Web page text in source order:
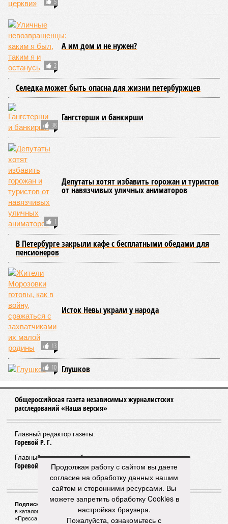
2
А им дом и не нужен?
Селедка может быть опасна для жизни петербуржцев
38
Гангстерши и банкирши
1
Депутаты хотят избавить горожан и туристов
от навязчивых уличных аниматоров
В Петербурге закрыли кафе с бесплатными обедами для
пенсионеров
13
Исток Невы украли у народа
10 Глушков
Общероссийская газета независимых журналистских
расследований «Наша версия»
Главный редактор газеты:
Горевой Р. Г.
Главный редактор сайта:
Горевой Р. Г.
Подписной индекс газеты «Наша версия»:
в каталоге «Почта России» —99266
«Пресса России» (зелёный) —41522
Продолжая работу с сайтом вы даете
согласие на обработку данных нашим
сайтом и сторонними ресурсами. Вы
можете запретить обработку Cookies в
настройках браузера.
Пожалуйста, ознакомьтесь с